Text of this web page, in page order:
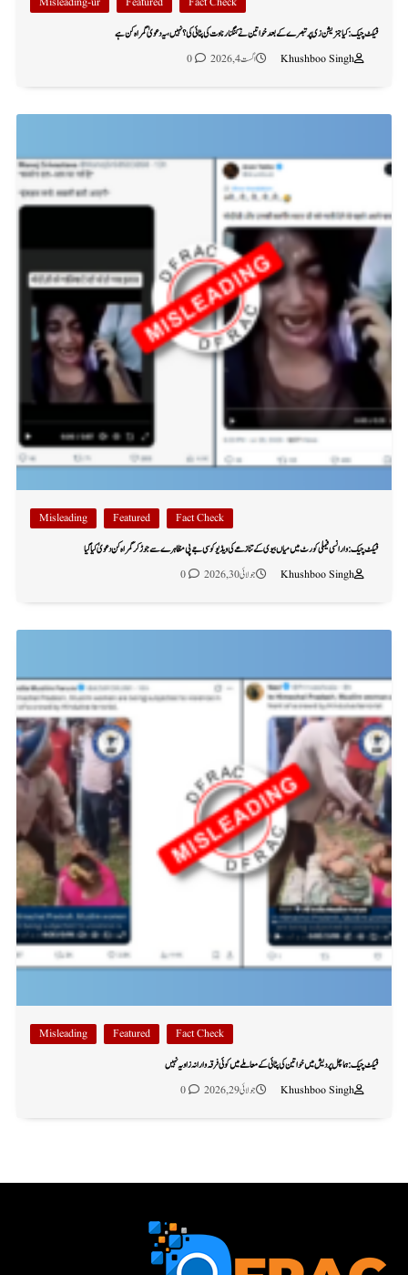
فیکٹ چیک: کیا جنریشن زی پر تبصرے کے بعد خواتین نے کنگنا رناوت کی پٹائی کی؟ نہیں، یہ دعویٰ گمراہ کن ہے
Khushboo Singh
اگست 4, 2026 0
Fact Check
Featured
Misleading
فیکٹ چیک: وارانسی فیملی کورٹ میں میاں بیوی کے تنازعے کی ویڈیو کو سی جے پی مظاہرے سے جوڑ کر گمراہ کن دعویٰ کیا گیا
Khushboo Singh
جولائی 30, 2026 0
Fact Check
Featured
Misleading
فیکٹ چیک: ہماچل پردیش میں خواتین کی پٹائی کے معاملے میں کوئی فرقہ وارانہ زاویہ نہیں
Khushboo Singh
جولائی 29, 2026 0